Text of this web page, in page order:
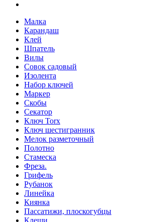
Малка
Карандаш
Клей
Шпатель
Вилы
Совок садовый
Изолента
Набор ключей
Маркер
Скобы
Секатор
Ключ Torx
Ключ шестигранник
Мелок разметочный
Полотно
Стамеска
Фреза.
Грифель
Рубанок
Линейка
Киянка
Пассатижи, плоскогубцы
Клещи